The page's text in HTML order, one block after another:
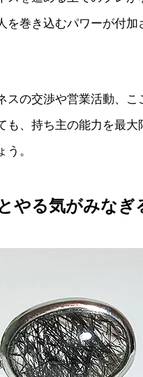
を巻き込むパワーが付加
スの交渉や営業活動、こ
も、持ち主の能力を最大
。
やる気がみなぎ